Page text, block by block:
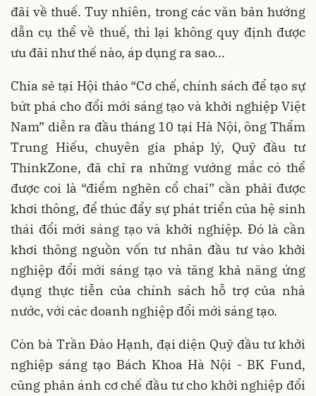
đãi về thuế. Tuy nhiên, trong các văn bản hướng
dẫn cụ thể về thuế, thì lại không quy định được
ưu đãi như thế nào, áp dụng ra sao...
Chia sẻ tại Hội thảo “Cơ chế, chính sách để tạo sự
bứt phá cho đổi mới sáng tạo và khởi nghiệp Việt
Nam” diễn ra đầu tháng 10 tại Hà Nội, ông Thẩm
Trung Hiếu, chuyên gia pháp lý, Quỹ đầu tư
ThinkZone, đã chỉ ra những vướng mắc có thể
được coi là “điểm nghẽn cổ chai” cần phải được
khơi thông, để thúc đẩy sự phát triển của hệ sinh
thái đổi mới sáng tạo và khởi nghiệp. Đó là cần
khơi thông nguồn vốn tư nhân đầu tư vào khởi
nghiệp đổi mới sáng tạo và tăng khả năng ứng
dụng thực tiễn của chính sách hỗ trợ của nhà
nước, với các doanh nghiệp đổi mới sáng tạo.
Còn bà Trần Đào Hạnh, đại diện Quỹ đầu tư khởi
nghiệp sáng tạo Bách Khoa Hà Nội - BK Fund,
cũng phản ánh cơ chế đầu tư cho khởi nghiệp đổi